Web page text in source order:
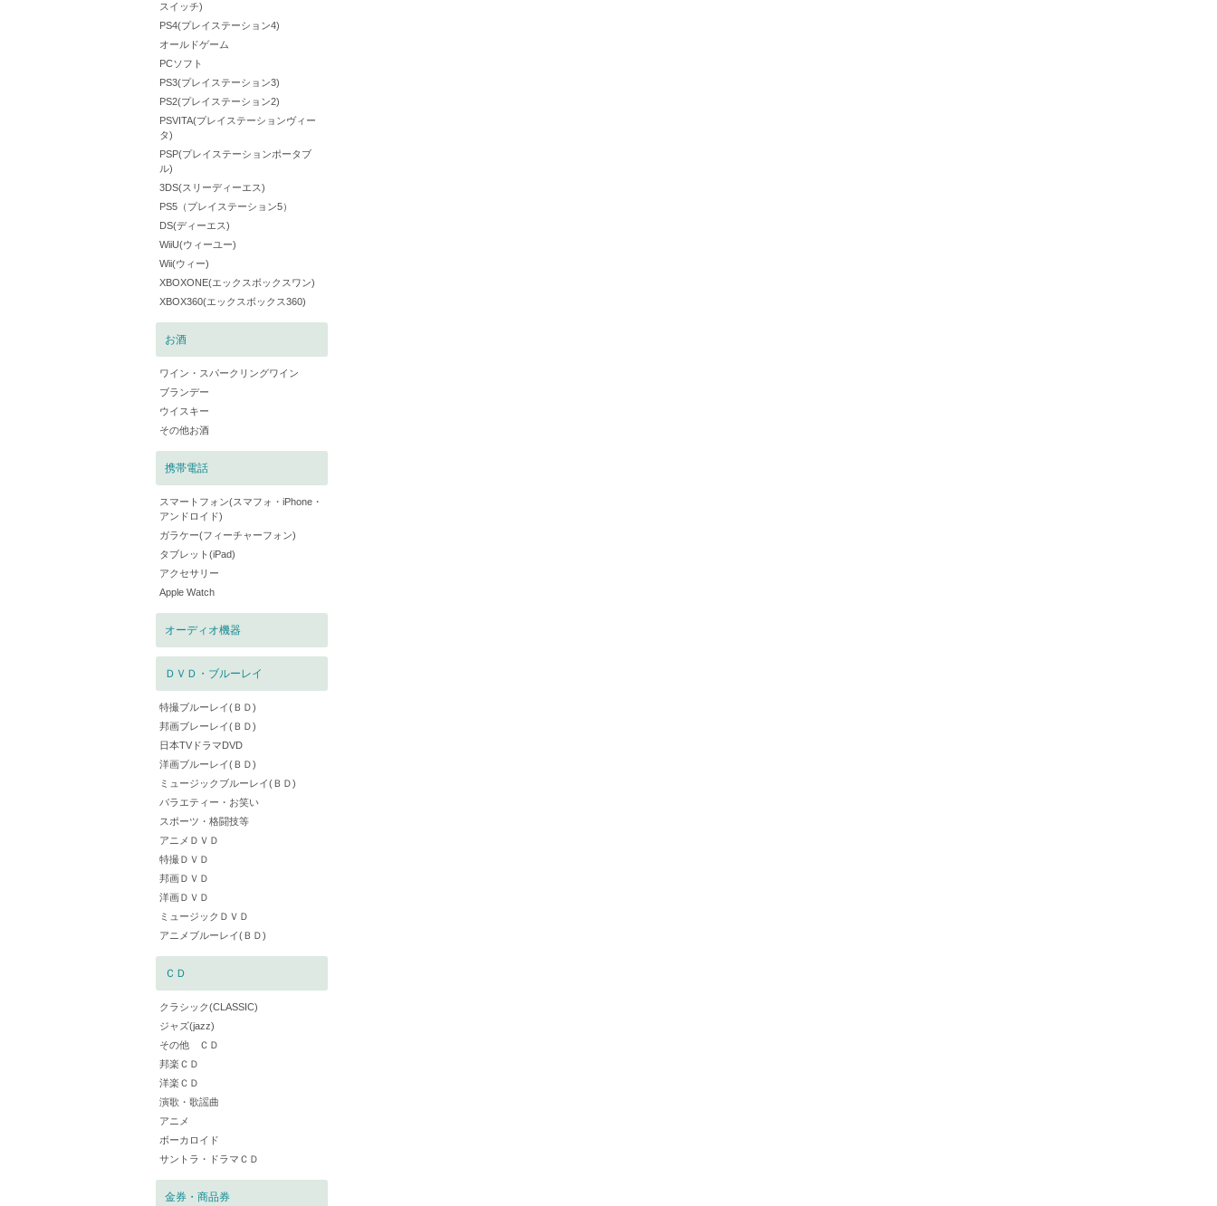
スイッチ)
PS4(プレイステーション4)
オールドゲーム
PCソフト
PS3(プレイステーション3)
PS2(プレイステーション2)
PSVITA(プレイステーションヴィー
タ)
PSP(プレイステーションポータブ
ル)
3DS(スリーディーエス)
PS5（プレイステーション5）
DS(ディーエス)
WiiU(ウィーユー)
Wii(ウィー)
XBOXONE(エックスボックスワン)
XBOX360(エックスボックス360)
お酒
ワイン・スパークリングワイン
ブランデー
ウイスキー
その他お酒
携帯電話
スマートフォン(スマフォ・iPhone・
アンドロイド)
ガラケー(フィーチャーフォン)
タブレット(iPad)
アクセサリー
Apple Watch
オーディオ機器
ＤＶＤ・ブルーレイ
特撮ブルーレイ(ＢＤ)
邦画ブレーレイ(ＢＤ)
日本TVドラマDVD
洋画ブルーレイ(ＢＤ)
ミュージックブルーレイ(ＢＤ)
バラエティー・お笑い
スポーツ・格闘技等
アニメＤＶＤ
特撮ＤＶＤ
邦画ＤＶＤ
洋画ＤＶＤ
ミュージックＤＶＤ
アニメブルーレイ(ＢＤ)
ＣＤ
クラシック(CLASSIC)
ジャズ(jazz)
その他 ＣＤ
邦楽ＣＤ
洋楽ＣＤ
演歌・歌謡曲
アニメ
ボーカロイド
サントラ・ドラマＣＤ
金券・商品券